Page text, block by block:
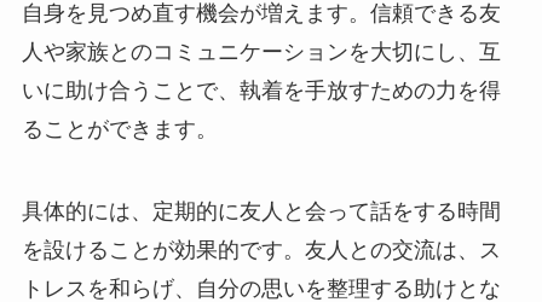
自身を見つめ直す機会が増えます。信頼できる友
人や家族とのコミュニケーションを大切にし、互
いに助け合うことで、執着を手放すための力を得
ることができます。
具体的には、定期的に友人と会って話をする時間
を設けることが効果的です。友人との交流は、ス
トレスを和らげ、自分の思いを整理する助けとな